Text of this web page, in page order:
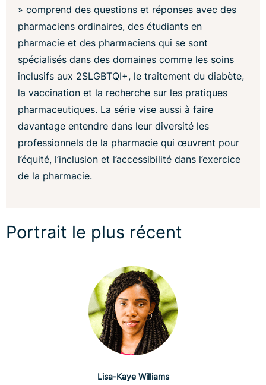
» comprend des questions et réponses avec des
pharmaciens ordinaires, des étudiants en
pharmacie et des pharmaciens qui se sont
spécialisés dans des domaines comme les soins
inclusifs aux 2SLGBTQI+, le traitement du diabète,
la vaccination et la recherche sur les pratiques
pharmaceutiques. La série vise aussi à faire
davantage entendre dans leur diversité les
professionnels de la pharmacie qui œuvrent pour
l’équité, l’inclusion et l’accessibilité dans l’exercice
de la pharmacie.
Portrait le plus récent
Lisa-Kaye Williams